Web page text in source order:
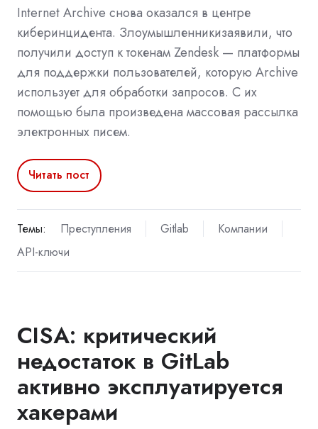
Internet Archive снова оказался в центре
киберинцидента. Злоумышленникизаявили, что
получили доступ к токенам Zendesk — платформы
для поддержки пользователей, которую Archive
использует для обработки запросов. С их
помощью была произведена массовая рассылка
электронных писем.
Читать пост
Темы: Преступления Gitlab
Компании
API-ключи
CISA: критический
недостаток в GitLab
активно эксплуатируется
хакерами